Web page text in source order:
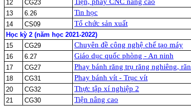
12 CG23
13 6.26 Tin học
14 CS09 Tổ chức sản xuất
Học kỳ 2 (năm học 2021-2022)
15
CG29 Chuyên đề công nghệ chế tạo máy
16 6.27 Giáo dục quốc phòng - An ninh
17 CG27 Phay bánh răng trụ răng nghiêng,
18 CG31 Phay bánh vít - Trục vít
20 CG32 Thực tập xí nghiệp 2
21 CG30 Tiện nâng cao